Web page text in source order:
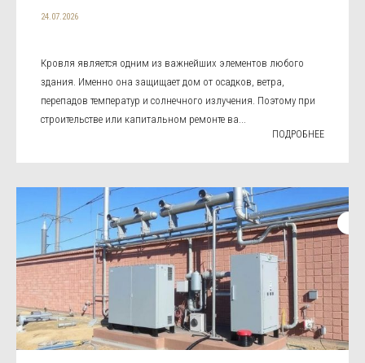
24.07.2026
Кровля является одним из важнейших элементов любого
здания. Именно она защищает дом от осадков, ветра,
перепадов температур и солнечного излучения. Поэтому при
строительстве или капитальном ремонте ва...
ПОДРОБНЕЕ